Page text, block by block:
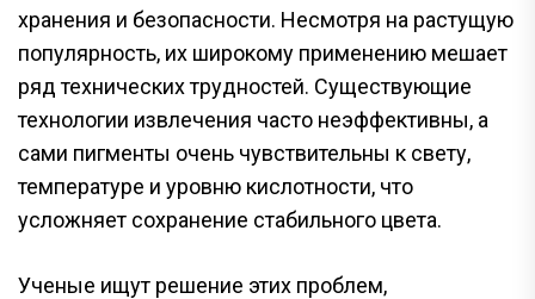
хранения и безопасности. Несмотря на растущую
популярность, их широкому применению мешает
ряд технических трудностей. Существующие
технологии извлечения часто неэффективны, а
сами пигменты очень чувствительны к свету,
температуре и уровню кислотности, что
усложняет сохранение стабильного цвета.
Ученые ищут решение этих проблем,